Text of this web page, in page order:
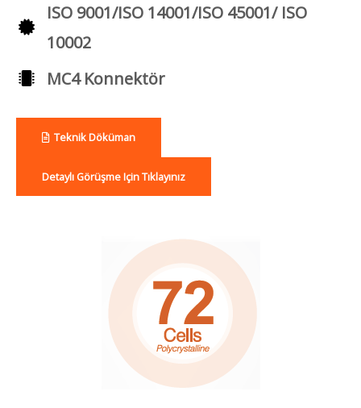
ISO 9001/ISO 14001/ISO 45001/ ISO
10002
MC4 Konnektör
Teknik Döküman
Detaylı Görüşme Için Tıklayınız